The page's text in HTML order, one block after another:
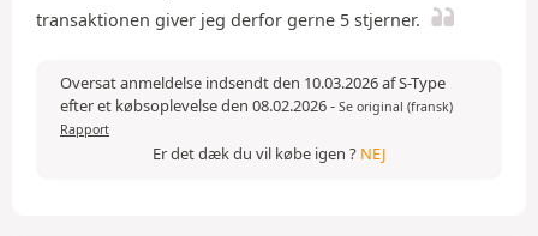
transaktionen giver jeg derfor gerne 5 stjerner.
Oversat anmeldelse indsendt den 10.03.2026 af S-Type
efter et købsoplevelse den 08.02.2026- Se original (fransk)
Rapport
Er det dæk du vil købe igen ? NEJ